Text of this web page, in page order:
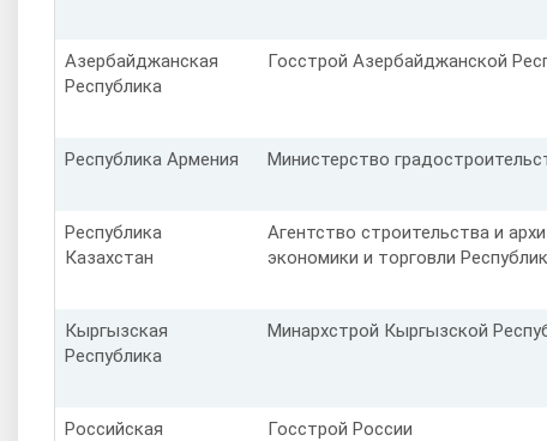
Азербайджанская
Республика
Госстрой Азербайджанской
Республика Армения Министерство
Республика
Казахстан
Агентство строительства и
экономики и торговли
Кыргызская
Республика
Минархстрой Кыргызской
Российская
Госстрой России